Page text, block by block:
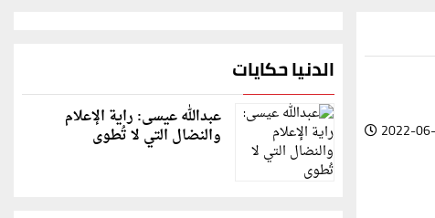
2022-
الدنيا حكايات
عبدالله عيسى: راية الإعلام
والنضال التي لا تُطوى